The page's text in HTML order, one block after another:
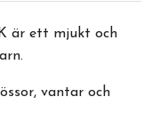
är ett mjukt och
vantar och